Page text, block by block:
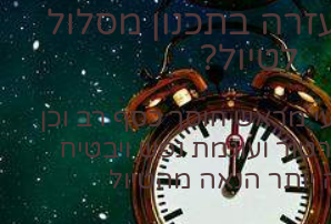
בתכנון מסלול
לטיול?
מראש חוסך כסף רב וכן
ועוגמת נפש ויבטיח
הנאה מהטיול